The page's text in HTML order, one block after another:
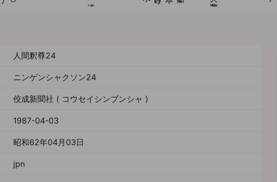
人間釈尊24
ニンゲンシャクソン24
佼成新聞社 ( コウセイシンブンシャ )
1987-04-03
昭和62年04月03日
jpn